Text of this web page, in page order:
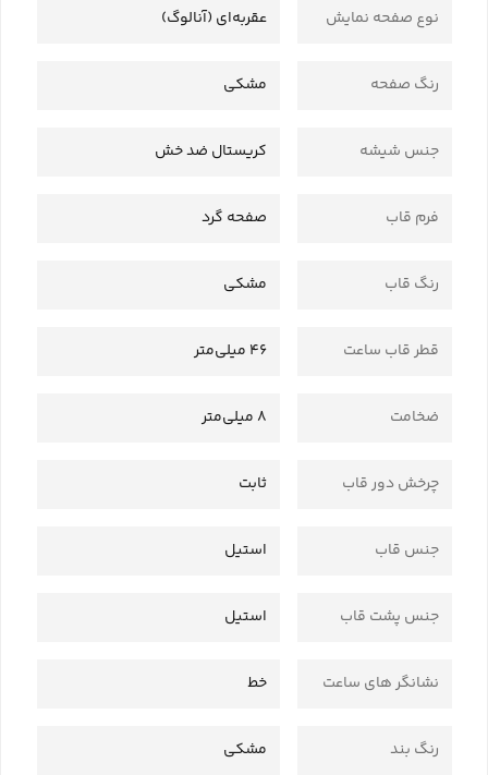
نوع صفحه نمایش عقربه‌ای (آنالوگ)
رنگ صفحه مشکی
جنس شیشه کریستال ضد خش
فرم قاب صفحه گرد
رنگ قاب مشکی
قطر قاب ساعت 46 میلی‌متر
ضخامت 8 میلی‌متر
چرخش دور قاب ثابت
جنس قاب استیل
جنس پشت قاب استیل
نشانگر های ساعت خط
رنگ بند مشکی